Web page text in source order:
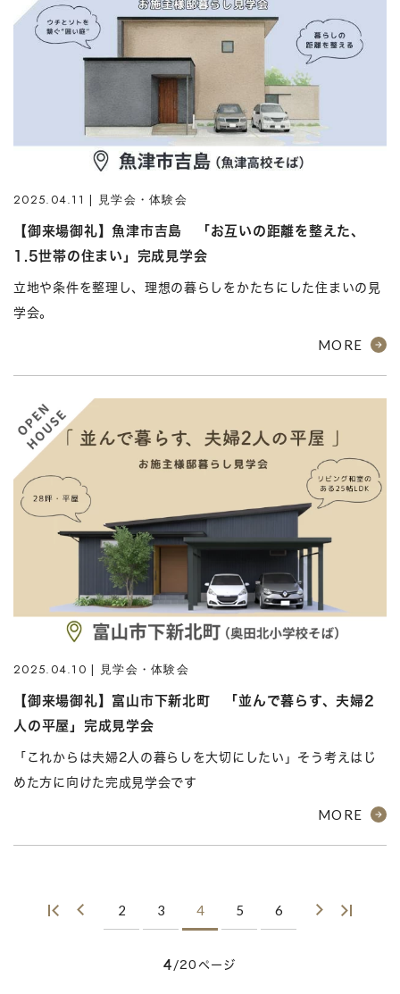
2025.04.11 | 見学会・体験会
【御来場御礼】魚津市吉島 「お互いの距離を整えた、
1.5世帯の住まい」完成見学会
立地や条件を整理し、理想の暮らしをかたちにした住まいの見
学会。
MORE
2025.04.10 | 見学会・体験会
【御来場御礼】富山市下新北町 「並んで暮らす、夫婦2
人の平屋」完成見学会
「これからは夫婦2人の暮らしを大切にしたい」そう考えはじ
めた方に向けた完成見学会です
MORE
2 3 4 5 6
4 /20ページ